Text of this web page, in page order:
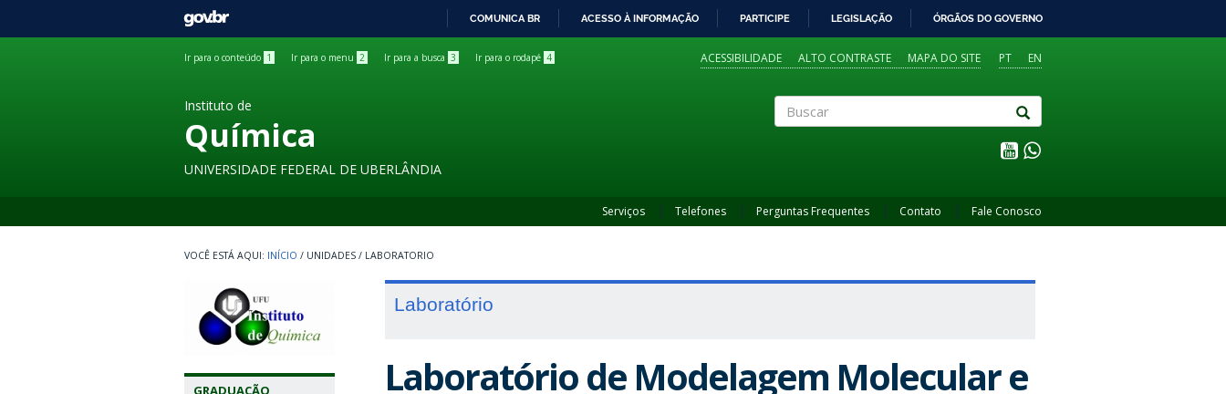
GOVBR
COMUNICA BR ACESSO À INFORMAÇÃO PARTICIPE LEGISLAÇÃO ÓRGÃOS DO GOVERNO
Ir para o conteúdo 1 Ir para o menu 2 Ir para a busca 3 Ir para o rodapé 4 PT EN
ACESSIBILIDADE ALTO CONTRASTE MAPA DO SITE
Instituto de
Química
UNIVERSIDADE FEDERAL DE UBERLÂNDIA
Serviços Telefones Perguntas Frequentes Contato Fale Conosco
INÍCIO / UNIDADES / LABORATORIO
GRADUAÇÃO
Laboratório
Laboratório de Modelagem Molecular e